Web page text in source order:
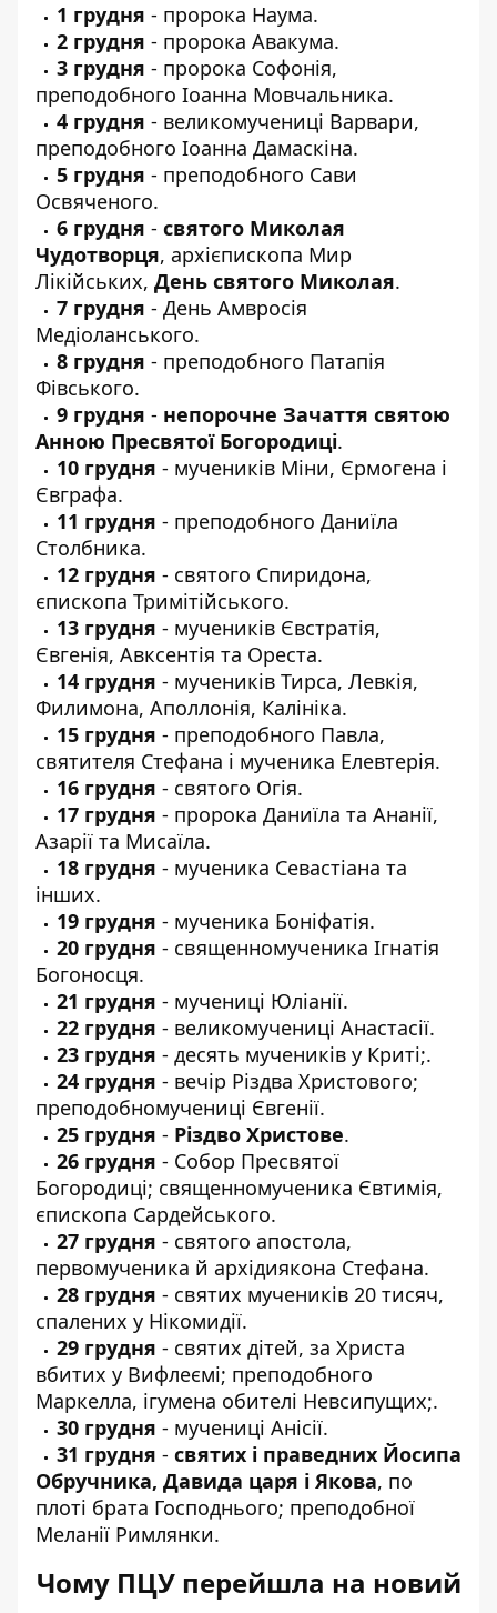
1 грудня - пророка Наума.
2 грудня - пророка Авакума.
3 грудня - пророка Софонія,
преподобного Іоанна Мовчальника.
4 грудня - великомучениці Варвари,
преподобного Іоанна Дамаскіна.
5 грудня - преподобного Сави
Освяченого.
6 грудня - святого Миколая
Чудотворця, архієпископа Мир
Лікійських, День святого Миколая.
7 грудня - День Амвросія
Медіоланського.
8 грудня - преподобного Патапія
Фівського.
9 грудня - непорочне Зачаття святою
Анною Пресвятої Богородиці.
10 грудня - мучеників Міни, Єрмогена і
Євграфа.
11 грудня - преподобного Даниїла
Столбника.
12 грудня - святого Спиридона,
єпископа Тримітійського.
13 грудня - мучеників Євстратія,
Євгенія, Авксентія та Ореста.
14 грудня - мучеників Тирса, Левкія,
Филимона, Аполлонія, Калініка.
15 грудня - преподобного Павла,
святителя Стефана і мученика Елевтерія.
16 грудня - святого Огія.
17 грудня - пророка Даниїла та Ананії,
Азарії та Мисаїла.
18 грудня - мученика Севастіана та
інших.
19 грудня - мученика Боніфатія.
20 грудня - священномученика Ігнатія
Богоносця.
21 грудня - мучениці Юліанії.
22 грудня - великомучениці Анастасії.
23 грудня - десять мучеників у Криті;.
24 грудня - вечір Різдва Христового;
преподобномучениці Євгенії.
25 грудня - Різдво Христове.
26 грудня - Собор Пресвятої
Богородиці; священномученика Євтимія,
єпископа Сардейського.
27 грудня - святого апостола,
первомученика й архідиякона Стефана.
28 грудня - святих мучеників 20 тисяч,
спалених у Нікомидії.
29 грудня - святих дітей, за Христа
вбитих у Вифлеємі; преподобного
Маркелла, ігумена обителі Невсипущих;.
30 грудня - мучениці Анісії.
31 грудня - святих і праведних Йосипа
Обручника, Давида царя і Якова, по
плоті брата Господнього; преподобної
Меланії Римлянки.
Чому ПЦУ перейшла на новий